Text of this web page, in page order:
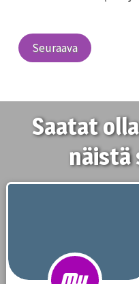
Seuraava
Saatat
näistä